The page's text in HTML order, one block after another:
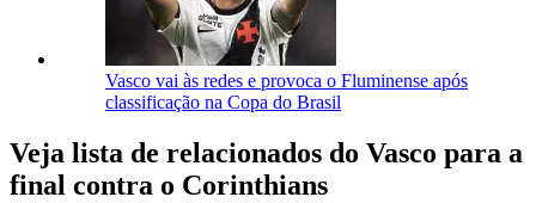
Vasco vai às redes e provoca o Fluminense após
classificação na Copa do Brasil
Veja lista de relacionados do Vasco para a
final contra o Corinthians